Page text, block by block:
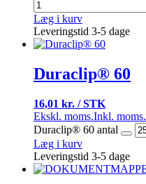
Læg i kurv
Leveringstid 3-5 dage
Duraclip® 60
16,01 kr. / STK
Ekskl. moms.Inkl. moms.
Duraclip® 60 antal
Læg i kurv
Leveringstid 3-5 dage